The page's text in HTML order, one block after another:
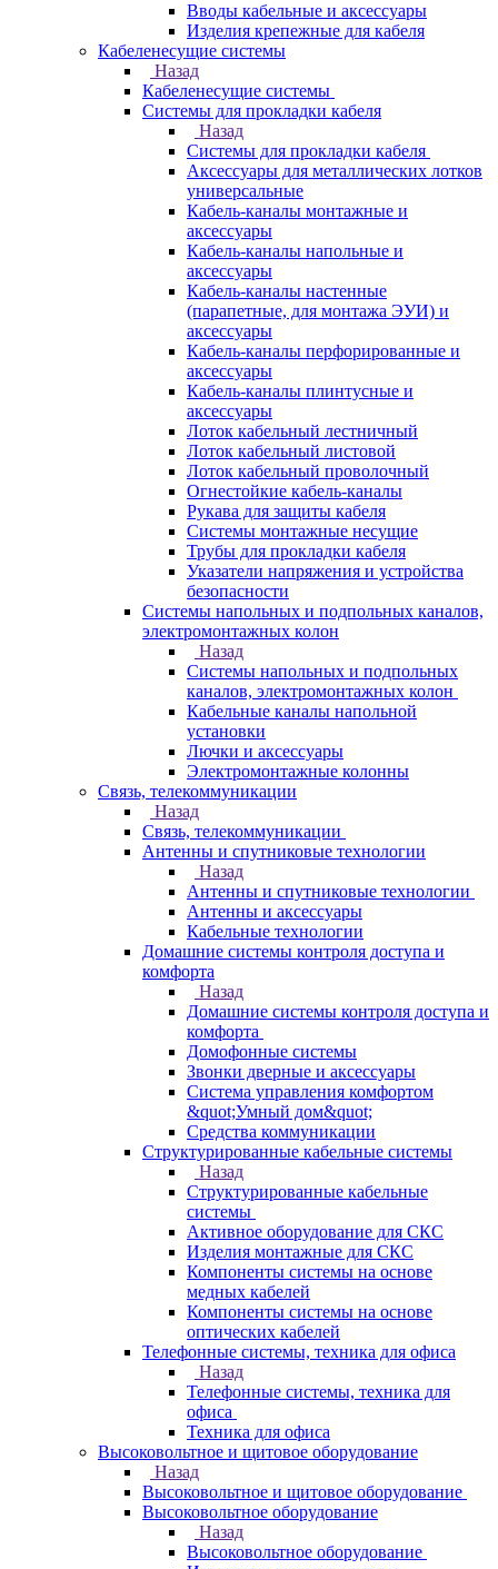
Вводы кабельные и аксессуары
Изделия крепежные для кабеля
Кабеленесущие системы
Назад
Кабеленесущие системы
Системы для прокладки кабеля
Назад
Системы для прокладки кабеля
Аксессуары для металлических лотков
универсальные
Кабель-каналы монтажные и
аксессуары
Кабель-каналы напольные и
аксессуары
Кабель-каналы настенные
(парапетные, для монтажа ЭУИ) и
аксессуары
Кабель-каналы перфорированные и
аксессуары
Кабель-каналы плинтусные и
аксессуары
Лоток кабельный лестничный
Лоток кабельный листовой
Лоток кабельный проволочный
Огнестойкие кабель-каналы
Рукава для защиты кабеля
Системы монтажные несущие
Трубы для прокладки кабеля
Указатели напряжения и устройства
безопасности
Системы напольных и подпольных каналов,
электромонтажных колон
Назад
Системы напольных и подпольных
каналов, электромонтажных колон
Кабельные каналы напольной
установки
Лючки и аксессуары
Электромонтажные колонны
Связь, телекоммуникации
Назад
Связь, телекоммуникации
Антенны и спутниковые технологии
Назад
Антенны и спутниковые технологии
Антенны и аксессуары
Кабельные технологии
Домашние системы контроля доступа и
комфорта
Назад
Домашние системы контроля доступа и
комфорта
Домофонные системы
Звонки дверные и аксессуары
Система управления комфортом
&quot;Умный дом&quot;
Средства коммуникации
Структурированные кабельные системы
Назад
Структурированные кабельные
системы
Активное оборудование для СКС
Изделия монтажные для СКС
Компоненты системы на основе
медных кабелей
Компоненты системы на основе
оптических кабелей
Телефонные системы, техника для офиса
Назад
Телефонные системы, техника для
офиса
Техника для офиса
Высоковольтное и щитовое оборудование
Назад
Высоковольтное и щитовое оборудование
Высоковольтное оборудование
Назад
Высоковольтное оборудование